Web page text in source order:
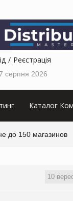
Реєстрація
серпня 2026
Каталог
до 150 магазинов
10